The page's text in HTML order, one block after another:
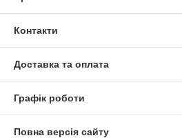
Контакти
Доставка та оплата
Графік роботи
Повна версія сайту